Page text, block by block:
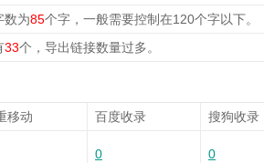
数为85个字，一般需要控制在120个字以下。
33个，导出链接数量过多。
移动 百度收录 搜狗收录
0 0